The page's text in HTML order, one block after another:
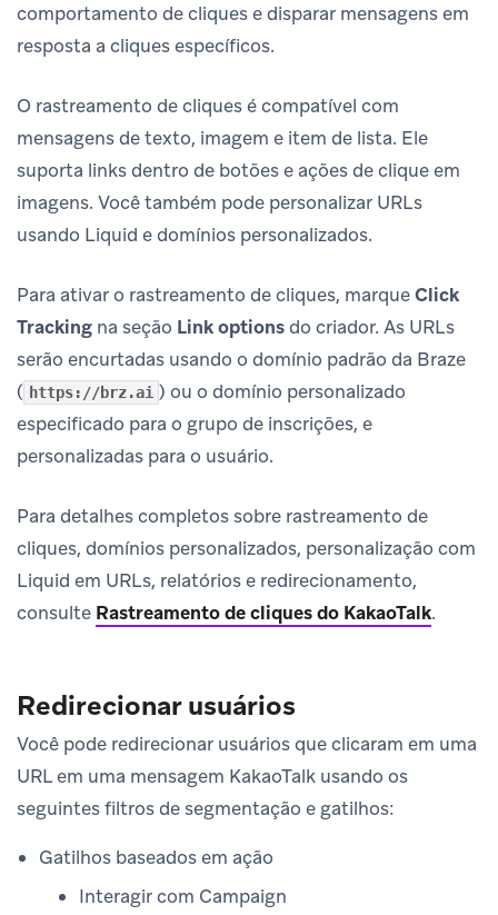
comportamento de cliques e disparar mensagens em
resposta a cliques específicos.
O rastreamento de cliques é compatível com
mensagens de texto, imagem e item de lista. Ele
suporta links dentro de botões e ações de clique em
imagens. Você também pode personalizar URLs
usando Liquid e domínios personalizados.
Para ativar o rastreamento de cliques, marqueClick
Tracking na seção Link optionsdo criador. As URLs
serão encurtadas usando o domínio padrão da Braze
( https://brz.ai ) ou o domínio personalizado
especificado para o grupo de inscrições, e
personalizadas para o usuário.
Para detalhes completos sobre rastreamento de
cliques, domínios personalizados, personalização com
Liquid em URLs, relatórios e redirecionamento,
consulte Rastreamento de cliques do KakaoTalk.
Redirecionar usuários
Você pode redirecionar usuários que clicaram em uma
URL em uma mensagem KakaoTalk usando os
seguintes filtros de segmentação e gatilhos:
Gatilhos baseados em ação
Interagir com Campaign